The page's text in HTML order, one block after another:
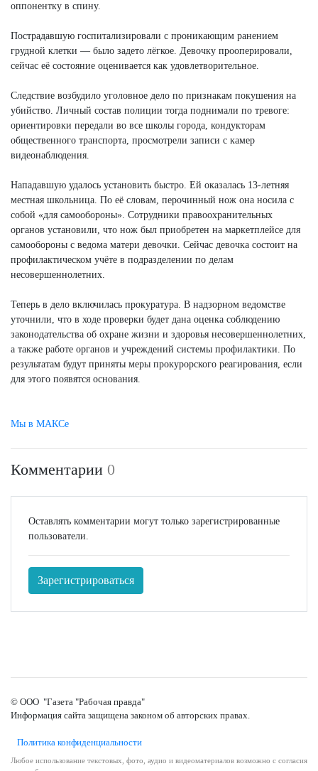
оппонентку в спину.
Пострадавшую госпитализировали с проникающим ранением
грудной клетки — было задето лёгкое. Девочку прооперировали,
сейчас её состояние оценивается как удовлетворительное.
Следствие возбудило уголовное дело по признакам покушения на
убийство. Личный состав полиции тогда поднимали по тревоге:
ориентировки передали во все школы города, кондукторам
общественного транспорта, просмотрели записи с камер
видеонаблюдения.
Нападавшую удалось установить быстро. Ей оказалась 13-летняя
местная школьница. По её словам, перочинный нож она носила с
собой «для самообороны». Сотрудники правоохранительных
органов установили, что нож был приобретен на маркетплейсе для
самообороны с ведома матери девочки. Сейчас девочка состоит на
профилактическом учёте в подразделении по делам
несовершеннолетних.
Теперь в дело включилась прокуратура. В надзорном ведомстве
уточнили, что в ходе проверки будет дана оценка соблюдению
законодательства об охране жизни и здоровья несовершеннолетних,
а также работе органов и учреждений системы профилактики. По
результатам будут приняты меры прокурорского реагирования, если
для этого появятся основания.
Мы в МАКСе
Комментарии 0
Оставлять комментарии могут только зарегистрированные
пользователи.
Зарегистрироваться
© ООО "Газета "Рабочая правда"
Информация сайта защищена законом об авторских правах.
Политика конфиденциальности
Любое использование текстовых, фото, аудио и видеоматериалов возможно с согласия